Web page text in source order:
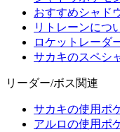
おすすめシャド
リトレーンにつ
ロケットレーダ
サカキのスペシ
リーダー/ボス関連
サカキの使用ポ
アルロの使用ポ